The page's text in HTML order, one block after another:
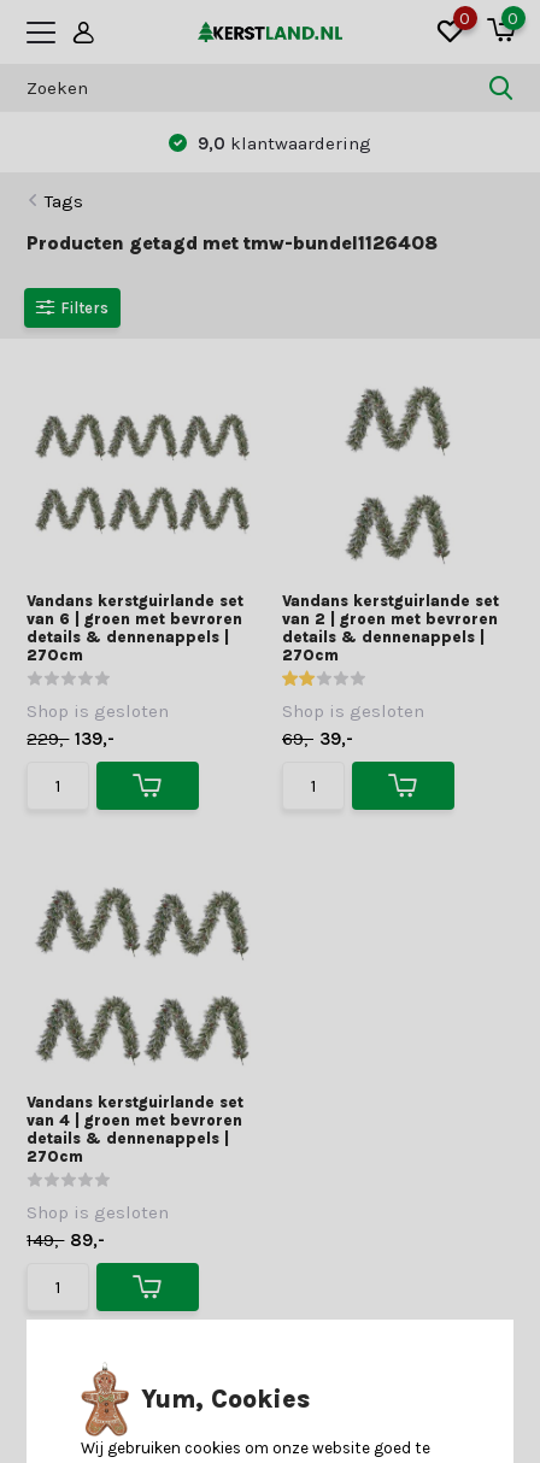
0 0
9,0 klantwaardering
Tags
Producten getagd met tmw-bundel1126408
Filters
Vandans kerstguirlande set
van 6 | groen met bevroren
details & dennenappels |
270cm
Shop is gesloten
229,- 139,-
Vandans kerstguirlande set
van 2 | groen met bevroren
details & dennenappels |
270cm
Shop is gesloten
69,- 39,-
Vandans kerstguirlande set
van 4 | groen met bevroren
details & dennenappels |
270cm
Shop is gesloten
149,- 89,-
Yum, Cookies
Wij gebruiken cookies om onze website goed te